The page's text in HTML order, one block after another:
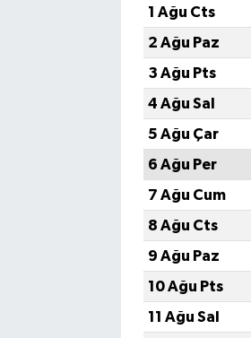
1 Ağu Cts
2 Ağu Paz
3 Ağu Pts
4 Ağu Sal
5 Ağu Çar
6 Ağu Per
7 Ağu Cum
8 Ağu Cts
9 Ağu Paz
10 Ağu Pts
11 Ağu Sal